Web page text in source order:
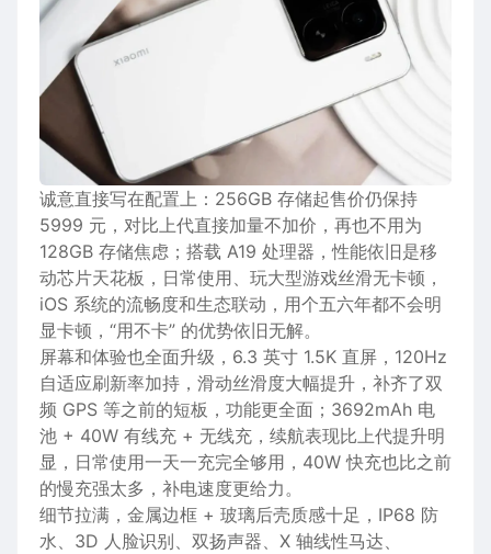
诚意直接写在配置上：256GB 存储起售价仍保持
5999 元， 对比 上代直接加量不加价，再也不用为
128GB 存储焦虑；搭载 A19 处理器，性能依旧是移
动芯片天花板，日常使用、玩大型游戏丝滑无卡顿，
iOS 系统的流畅度和生态联动，用个五六年都不会明
显卡顿，“用不卡” 的优势依旧无解。
屏幕和体验也全面升级 ，6.3 英寸 1.5K 直屏，120Hz
自适应刷新率加持，滑动丝滑度大幅提升，补齐了双
频 GPS 等之前的短板， 功能更全面；3692mAh 电
池 + 40W 有线充 + 无线充，续航表现比上代提升明
显，日常使用一天一充完全够用，40W 快充也比之前
的慢充强太多，补电速度更给力。
细节拉满， 金属边框 + 玻璃后壳质感十足，IP68 防
水、 3D 人脸识别、双扬声器、X 轴线性马达